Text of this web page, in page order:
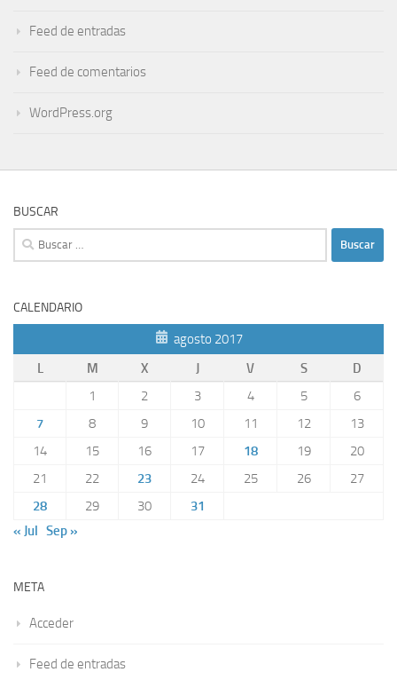
Feed de entradas
Feed de comentarios
WordPress.org
BUSCAR
Buscar:
CALENDARIO
agosto 2017
L
M X J V S
D
1
2 3 4 5
6
7
8 9 10 11 12
13
14
15 16 17 18 19
20
21
22 23 24 25 26
27
28
29 30
31
« Jul Sep »
META
Acceder
Feed de entradas